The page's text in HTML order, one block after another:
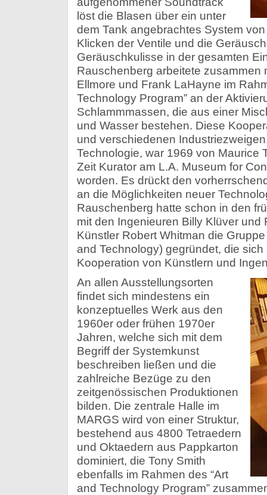
löst die Blasen über ein unter
dem Tank angebrachtes System
Klicken der Ventile und die
Geräuschkulisse in der gesamten
Rauschenberg arbeitete zusammen
Ellmore und Frank LaHayne im
Technology Program” an der
Schlammmassen, die aus einer
und Wasser bestehen. Diese
und verschiedenen
Technologie, war 1969 von Maurice
Zeit Kurator am L.A. Museum for
worden. Es drückt den
an die Möglichkeiten neuer
Rauschenberg hatte schon in den
mit den Ingenieuren Billy Klüver und
Künstler Robert Whitman die
and Technology) gegründet, die
Kooperation von Künstlern und
An allen Ausstellungsorten
findet sich mindestens ein
konzeptuelles Werk aus den
1960er oder frühen 1970er
Jahren, welche sich mit dem
Begriff der Systemkunst
beschreiben ließen und die
zahlreiche Bezüge zu den
zeitgenössischen Produktionen
bilden. Die zentrale Halle im
MARGS wird von einer Struktur,
bestehend aus 4800 Tetraedern
und Oktaedern aus Pappkarton
dominiert, die Tony Smith
ebenfalls im Rahmen des “Art
and Technology Program”